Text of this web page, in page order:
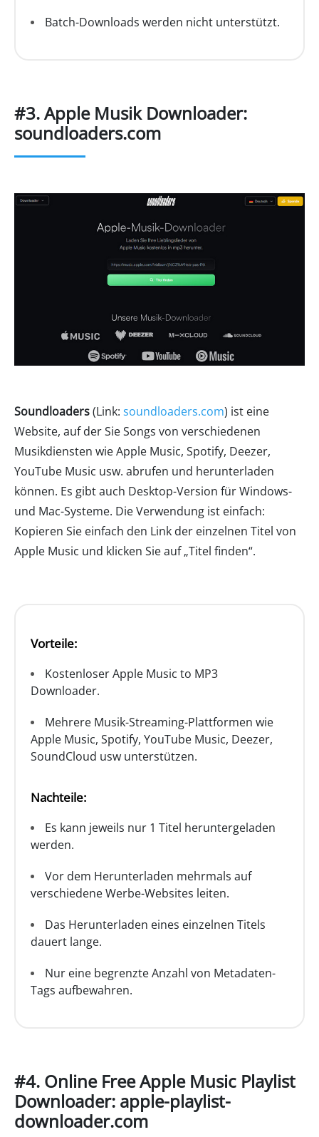
Batch-Downloads werden nicht unterstützt.
#3. Apple Musik Downloader:
soundloaders.com
Soundloaders(Link: soundloaders.com) ist eine
Website, auf der Sie Songs von verschiedenen
Musikdiensten wie Apple Music, Spotify, Deezer,
YouTube Music usw. abrufen und herunterladen
können. Es gibt auch Desktop-Version für Windows-
und Mac-Systeme. Die Verwendung ist einfach:
Kopieren Sie einfach den Link der einzelnen Titel von
Apple Music und klicken Sie auf „Titel finden“.
Vorteile:
Kostenloser Apple Music to MP3
Downloader.
Mehrere Musik-Streaming-Plattformen wie
Apple Music, Spotify, YouTube Music, Deezer,
SoundCloud usw unterstützen.
Nachteile:
Es kann jeweils nur 1 Titel heruntergeladen
werden.
Vor dem Herunterladen mehrmals auf
verschiedene Werbe-Websites leiten.
Das Herunterladen eines einzelnen Titels
dauert lange.
Nur eine begrenzte Anzahl von Metadaten-
Tags aufbewahren.
#4. Online Free Apple Music Playlist
Downloader: apple-playlist-
downloader.com